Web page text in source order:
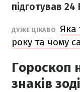
підготував 24
ДУЖЕ ЦІКАВО Яка
року та чому
Гороскоп
знаків